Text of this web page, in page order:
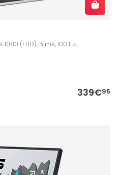
1080 (FHD), 5 ms, 100 Hz,
339€95